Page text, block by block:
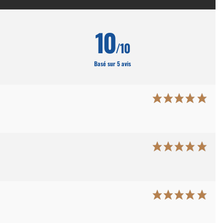
10/10
Basé sur 5 avis